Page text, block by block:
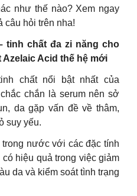
như thế nào? Xem ngay
câu hỏi trên nha!
tinh chất đa zi năng cho
Acid thế hệ mới
chất nổi bật nhất của
chắn là serum nên sở
da gặp vấn đề về thâm,
suy yếu.
nước với các đặc tính
hiệu quả trong việc giảm
da và kiểm soát tình trạng